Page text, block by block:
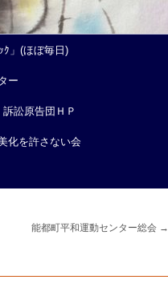
ｸ」(ほぼ毎日)
ー
訟原告団ＨＰ
化を許さない会
能都町平和運動センター総会 →